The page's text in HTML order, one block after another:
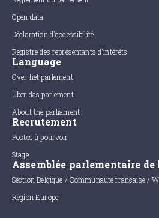
Open data
Déclaration d'accessibilité
Registre des représentants d'intérêts
Language
Over het parlement
Uber das parlement
About the parliament
Recrutement
Postes à pourvoir
Stage
Assemblée parlementaire
Section Belgique / Communauté française /
Région Europe